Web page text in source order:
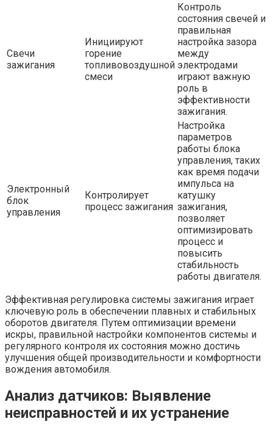
Свечи
зажигания
Инициируют
горение
топливовоздушной
смеси
Контроль
состояния свечей и
правильная
настройка зазора
между
электродами
играют важную
роль в
эффективности
зажигания.
Электронный
блок
управления
Контролирует
процесс зажигания
Настройка
параметров
работы блока
управления, таких
как время подачи
импульса на
катушку
зажигания,
позволяет
оптимизировать
процесс и
повысить
стабильность
работы двигателя.
Эффективная регулировка системы зажигания играет
ключевую роль в обеспечении плавных и стабильных
оборотов двигателя. Путем оптимизации времени
искры, правильной настройки компонентов системы и
регулярного контроля их состояния можно достичь
улучшения общей производительности и комфортности
вождения автомобиля.
Анализ датчиков: Выявление
неисправностей и их устранение